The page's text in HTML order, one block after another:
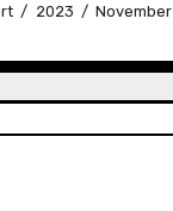
2023 November